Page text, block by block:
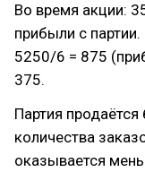
Во время акции:
прибыли с партии.
5250/6 = 875
375.
Партия
количества
оказывается